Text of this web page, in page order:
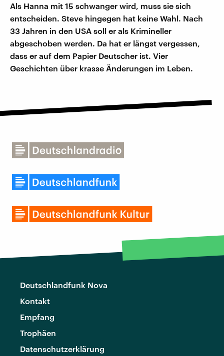
Als Hanna mit 15 schwanger wird, muss sie sich
entscheiden. Steve hingegen hat keine Wahl. Nach
33 Jahren in den USA soll er als Krimineller
abgeschoben werden. Da hat er längst vergessen,
dass er auf dem Papier Deutscher ist. Vier
Geschichten über krasse Änderungen im Leben.
Deutschlandfunk Nova
Kontakt
Empfang
Trophäen
Datenschutzerklärung